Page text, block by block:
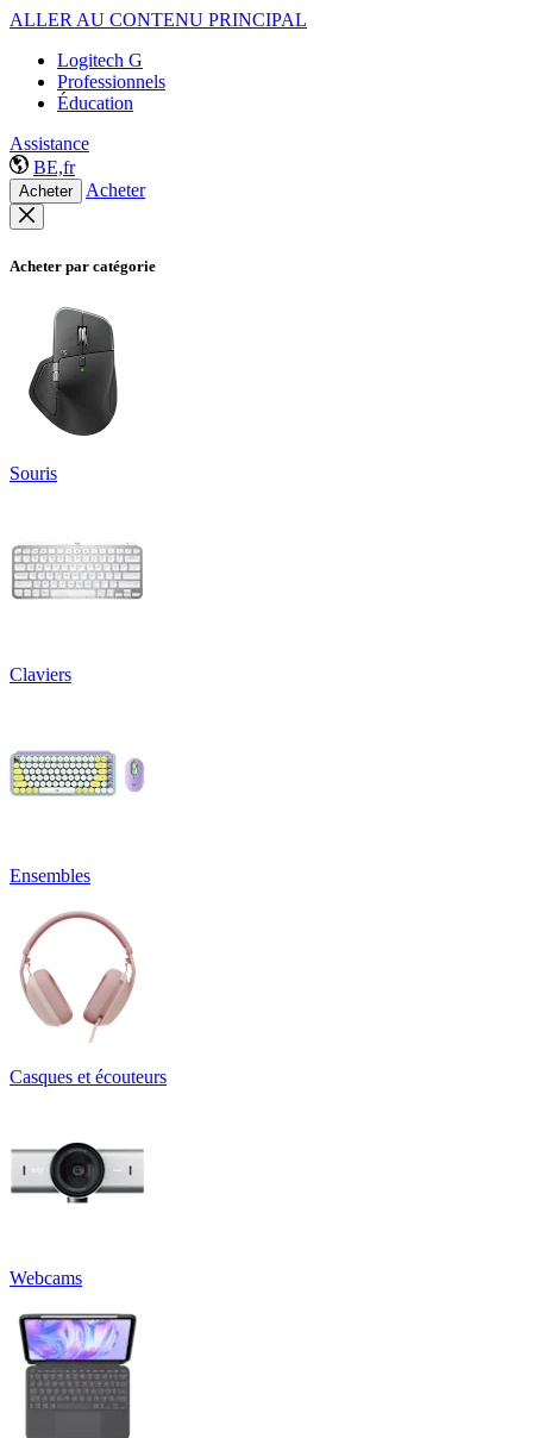
ALLER AU CONTENU PRINCIPAL
Logitech G
Professionnels
Éducation
Assistance
BE,fr
Acheter Acheter
Acheter par catégorie
Souris
Claviers
Ensembles
Casques et écouteurs
Webcams